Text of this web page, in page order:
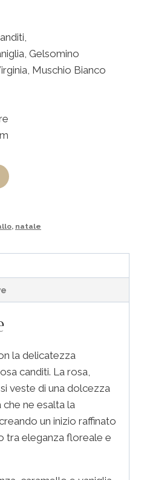
Gelsomino
Muschio Bianco
, natale
la delicatezza
canditi. La rosa,
veste di una dolcezza
che ne esalta la
un inizio raffinato
tra eleganza floreale e